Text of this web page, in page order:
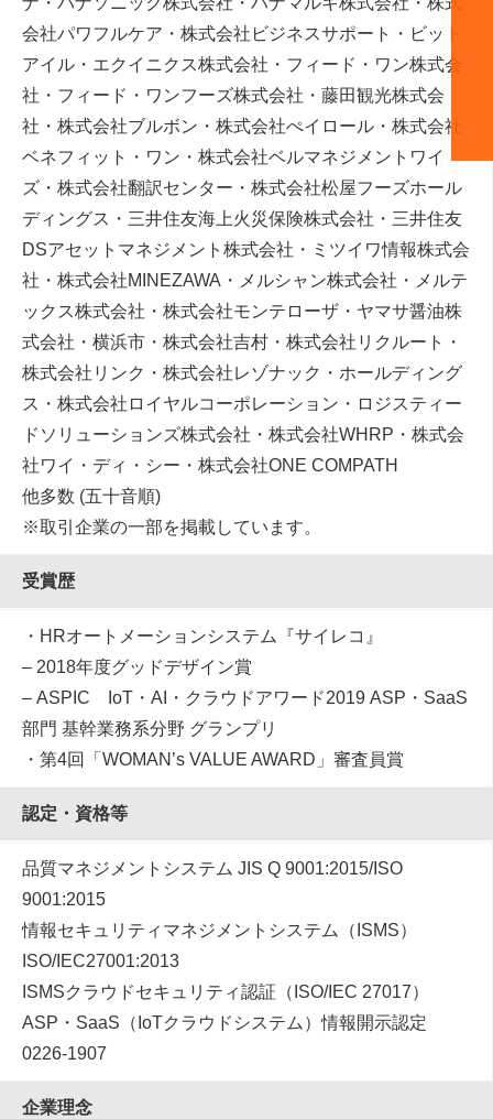
会社パワフルケア・株式会社ビジネスサポート・ビット
アイル・エクイニクス株式会社・フィード・ワン株式会
社・フィード・ワンフーズ株式会社・藤田観光株式会
社・株式会社ブルボン・株式会社ぺイロール・株式会社
ベネフィット・ワン・株式会社ベルマネジメントワイ
ズ・株式会社翻訳センター・株式会社松屋フーズホール
ディングス・三井住友海上⽕災保険株式会社・三井住友
DSアセットマネジメント株式会社・ミツイワ情報株式会
社・株式会社MINEZAWA・メルシャン株式会社・メルテ
ックス株式会社・株式会社モンテローザ・ヤマサ醤油株
式会社・横浜市・株式会社吉村・株式会社リクルート・
株式会社リンク・株式会社レゾナック・ホールディング
ス・株式会社ロイヤルコーポレーション・ロジスティー
ドソリューションズ株式会社・株式会社WHRP・株式会
社ワイ・ディ・シー・株式会社ONE COMPATH
他多数 (五⼗⾳順)
※取引企業の一部を掲載しています。
受賞歴
・HRオートメーションシステム『サイレコ』
– 2018年度グッドデザイン賞
– ASPIC IoT・AI・クラウドアワード2019 ASP・SaaS
部門 基幹業務系分野 グランプリ
・第4回「WOMAN’s VALUE AWARD」審査員賞
認定・資格等
品質マネジメントシステム JIS Q 9001:2015/ISO
9001:2015
情報セキュリティマネジメントシステム（ISMS）
ISO/IEC27001:2013
ISMSクラウドセキュリティ認証（ISO/IEC 27017）
ASP・SaaS（IoTクラウドシステム）情報開⽰認定
0226-1907
企業理念